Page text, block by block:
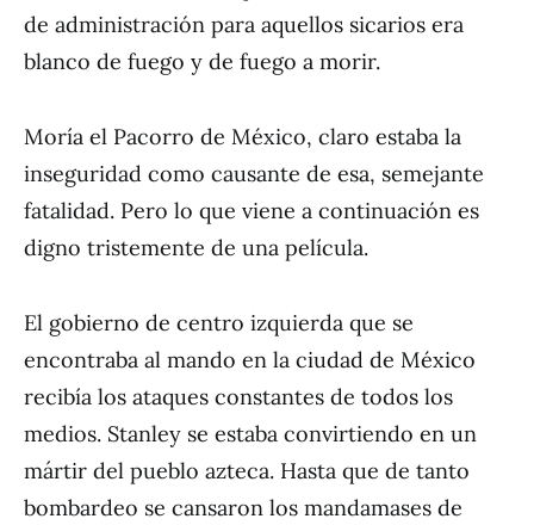
de administración para aquellos sicarios era
blanco de fuego y de fuego a morir.
Moría el Pacorro de México, claro estaba la
inseguridad como causante de esa, semejante
fatalidad. Pero lo que viene a continuación es
digno tristemente de una película.
El gobierno de centro izquierda que se
encontraba al mando en la ciudad de México
recibía los ataques constantes de todos los
medios. Stanley se estaba convirtiendo en un
mártir del pueblo azteca. Hasta que de tanto
bombardeo se cansaron los mandamases de